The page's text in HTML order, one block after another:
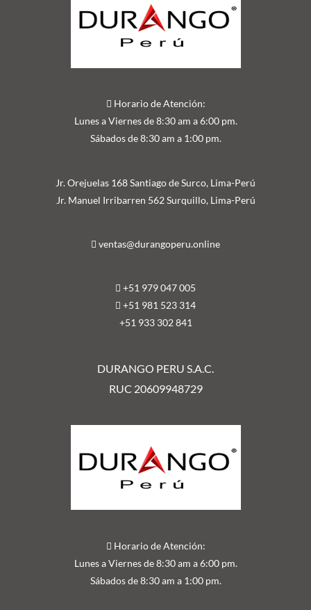
Horario de Atención:
Lunes a Viernes de 8:30 am a 6:00 pm.
Sábados de 8:30 am a 1:00 pm.
Jr. Orejuelas 168 Santiago de Surco, Lima-Perú
Jr. Manuel Irribarren 562 Surquillo, Lima-Perú
ventas@durangoperu.online
+51 979 047 005
+51 981 523 314
+51 933 302 841
DURANGO PERU S.A.C.
RUC 20609948729
Horario de Atención:
Lunes a Viernes de 8:30 am a 6:00 pm.
Sábados de 8:30 am a 1:00 pm.